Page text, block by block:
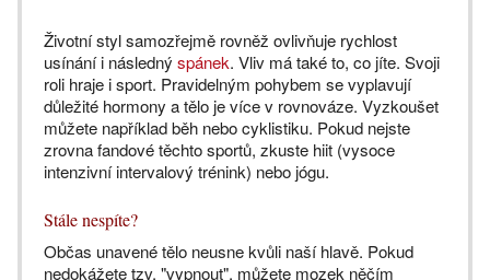
Životní styl samozřejmě rovněž ovlivňuje rychlost
usínání i následný spánek. Vliv má také to, co jíte. Svoji
roli hraje i sport. Pravidelným pohybem se vyplavují
důležité hormony a tělo je více v rovnováze. Vyzkoušet
můžete například běh nebo cyklistiku. Pokud nejste
zrovna fandové těchto sportů, zkuste hiit (vysoce
intenzivní intervalový trénink) nebo jógu.
Stále nespíte?
Občas unavené tělo neusne kvůli naší hlavě. Pokud
nedokážete tzv. "vypnout", můžete mozek něčím